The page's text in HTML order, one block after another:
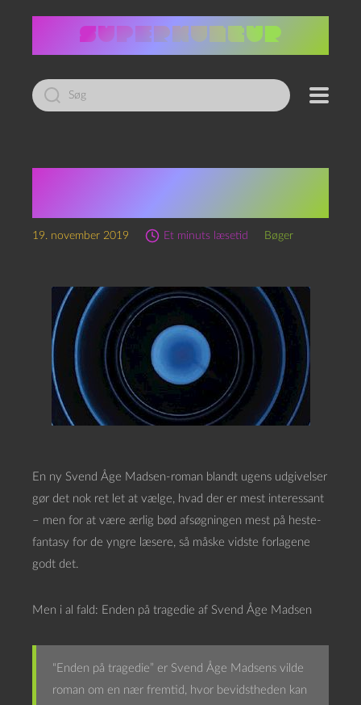
Led
efter:
19. november 2019 Et minuts læsetid Bøger
En ny Svend Åge Madsen-roman blandt ugens udgivelser
gør det nok ret let at vælge, hvad der er mest interessant
– men for at være ærlig bød afsøgningen mest på heste-
fantasy for de yngre læsere, så måske vidste forlagene
godt det.
Men i al fald: Enden på tragedie af Svend Åge Madsen
“Enden på tragedie” er Svend Åge Madsens vilde
roman om en nær fremtid, hvor bevidstheden kan